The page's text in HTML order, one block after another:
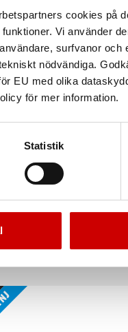
cookies på
Vi använder
surfvanor och
nödvändiga.
EU med olika
för mer information.
Statistik
Tryckspruta Plast Syra 5 L